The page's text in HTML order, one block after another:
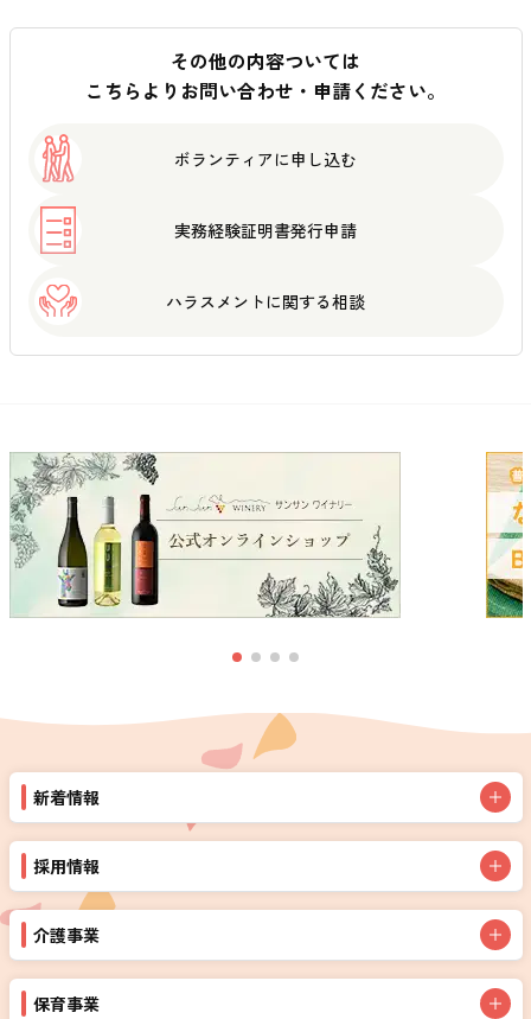
その他の内容ついては
こちらよりお問い合わせ・申請ください。
ボランティアに申し込む
実務経験証明書発行申請
ハラスメントに関する相談
新着情報
採用情報
介護事業
保育事業